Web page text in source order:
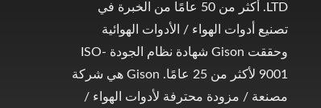
LTD. أكثر من 50 عامًا من الخبرة في
تصنيع أدوات الهواء / الأدوات الهوائية
وحققت Gison شهادة نظام الجودة ISO-
9001 لأكثر من 25 عامًا. Gison هي شركة
مصنعة / مزودة محترفة لأدوات الهواء /